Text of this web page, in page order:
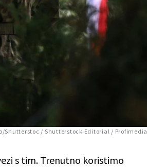
Shutterstoc / Shutterstock Editorial / Profimedia
s tim. Trenutno koristimo